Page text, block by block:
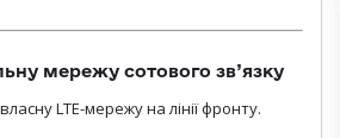
мережу сотового зв’язку
LTE-мережу на лінії фронту.